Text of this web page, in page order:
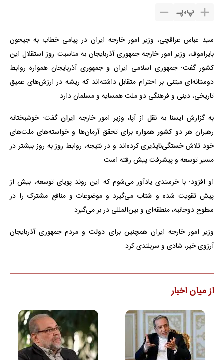
پ،پـ
سید عباس عراقچی، وزیر امور خارجه ایران در پیامی خطاب به جیحون
بایراموف، وزیر امور خارجه جمهوری آذربایجان به مناسبت روز استقلال این
کشور گفت: جمهوری اسلامی ایران و جمهوری آذربایجان همواره روابط
دوستانه‌ای مبتنی بر احترام متقابل داشته‌اند که ریشه در ارزش‌های عمیق
تاریخی، دینی و فرهنگی دو ملت همسایه و مسلمان دارد.
به گزارش ایسنا به نقل از آپا، وزیر امور خارجه ایران گفت: خوشبختانه
رهبران هر دو کشور همواره برای تحقق آرمان‌ها و خواسته‌های ملت‌های
خود تلاش خستگی‌ناپذیری کرده‌اند و در نتیجه، روابط روز به روز بیشتر در
مسیر توسعه و پیشرفت پیش رفته است.
او افزود: با خرسندی یادآور می‌شوم که این روند پویای توسعه، بیش از
پیش تقویت شده و شتاب می‌گیرد و موضوعات و منافع مشترک را در
سطوح دوجانبه، منطقه‌ای و بین‌المللی در بر می‌گیرد.
وزیر امور خارجه ایران همچنین برای دولت و مردم جمهوری آذربایجان
آرزوی خیر، شادی و سربلندی کرد.
از میان اخبار